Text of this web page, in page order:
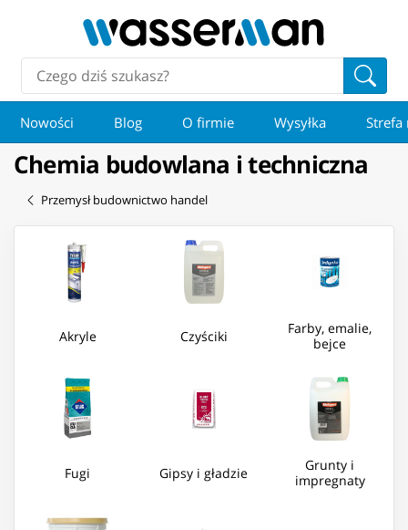
Nowości Blog O firmie Wysyłka Strefa
Chemia budowlana i techniczna
Przemysł budownictwo handel
Akryle Czyściki
Farby, emalie,
bejce
Fugi Gipsy i gładzie
Grunty i
impregnaty